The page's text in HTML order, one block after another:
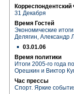
Корреспондентский
31 Декабря
Время Гостей
Экономические
Делягин, Александр
03.01.06
Время политики
Итоги 2005-го года
Орешкин и Виктор
Час прессы
Спорт. Яркие